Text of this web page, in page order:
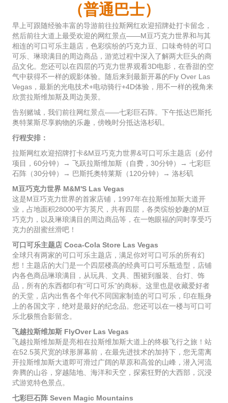
（普通巴士）
早上可跟随经验丰富的导游前往拉斯网红欢迎招牌处打卡留念，
然后前往大道上最受欢迎的网红景点——M豆巧克力世界和与其
相连的可口可乐主题店，色彩缤纷的巧克力豆、口味奇特的可口
可乐、琳琅满目的周边商品，游览过程中深入了解两大巨头的商
品文化。您还可以在四层的巧克力世界观看3D电影，在香甜的空
气中获得不一样的观影体验。随后来到最新开幕的Fly Over Las
Vegas，最新的光电技术+电动骑行+4D体验，用不一样的视角来
欣赏拉斯维加斯及周边美景。
告别赌城，我们前往网红景点——七彩巨石阵。下午抵达巴斯托
奥特莱斯尽享购物的乐趣，傍晚时分抵达洛杉矶。
行程安排：
拉斯网红欢迎招牌打卡&M豆巧克力世界&可口可乐主题店（必付
项目，60分钟）→ 飞跃拉斯维加斯（自费，30分钟）→ 七彩巨
石阵（30分钟）→ 巴斯托奥特莱斯（120分钟）→ 洛杉矶
M豆巧克力世界 M&M'S Las Vegas
这是M豆巧克力世界的首家店铺，1997年在拉斯维加斯大道开
业，占地面积28000平方英尺，共有四层，各类缤纷妙趣的M豆
巧克力，以及琳琅满目的周边商品等，在一饱眼福的同时享受巧
克力的甜蜜丝滑吧！
可口可乐主题店 Coca-Cola Store Las Vegas
全球只有两家的可口可乐主题店，满足你对可口可乐的所有幻
想！主题店的大门是一个四层楼高的经典可口可乐瓶造型，店铺
内各色商品琳琅满目，从玩具、文具、围裙到服装、台灯、饰
品，所有的东西都印有“可口可乐”的商标。这里也是收藏爱好者
的天堂，店内出售各个年代不同国家制造的可口可乐，印在瓶身
上的各国文字，绝对是最好的纪念品。您还可以在一楼与可口可
乐北极熊合影留念。
飞越拉斯维加斯 FlyOver Las Vegas
飞越拉斯维加斯是亮相在拉斯维加斯大道上的终极飞行之旅！站
在52.5英尺宽的球形屏幕前，在最先进技术的加持下，您无需离
开拉斯维加斯大道即可滑过广阔的草原和高耸的山峰，潜入河流
奔腾的山谷，穿越陆地、海洋和天空，探索狂野的大西部，沉浸
式游览特色景点。
七彩巨石阵 Seven Magic Mountains